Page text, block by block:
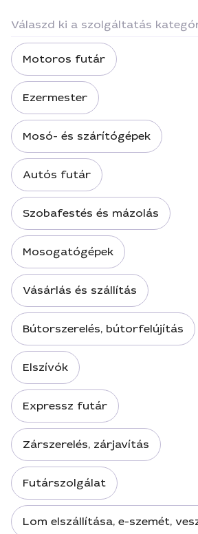
Válaszd ki a szolgáltatás
Motoros futár
Ezermester
Mosó- és szárítógépek
Autós futár
Szobafestés és mázolás
Mosogatógépek
Vásárlás és szállítás
Bútorszerelés, bútorfelújítás
Elszívók
Expressz futár
Zárszerelés, zárjavítás
Futárszolgálat
Lom elszállítása, e-szemét,